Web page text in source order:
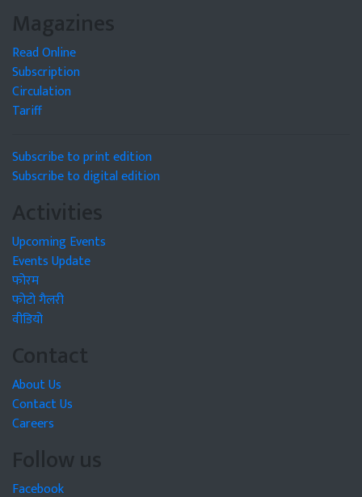
Magazines
Read Online
Subscription
Circulation
Tariff
Subscribe to print edition
Subscribe to digital edition
Activities
Upcoming Events
Events Update
फोरम
फोटो गैलरी
वीडियो
Contact
About Us
Contact Us
Careers
Follow us
Facebook